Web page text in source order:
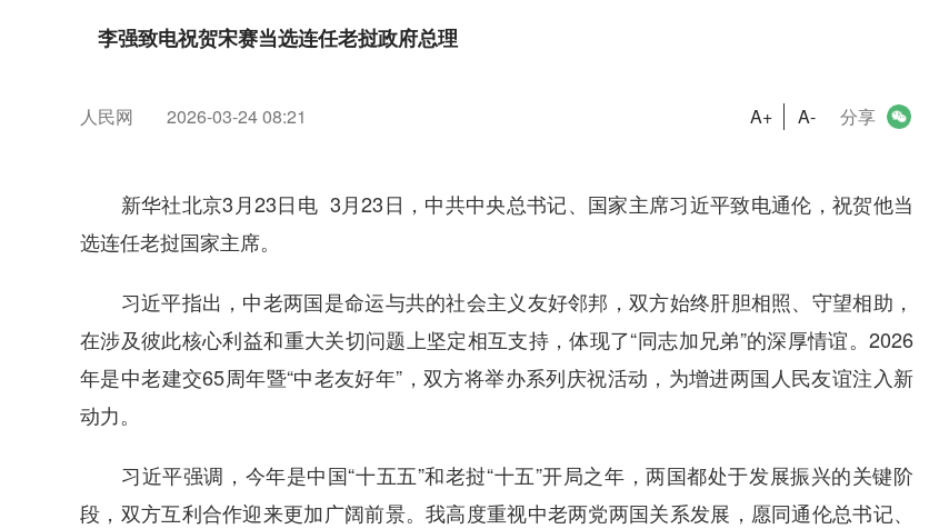
李强致电祝贺宋赛当选连任老挝政府总理
人民网 2026-03-24 08:21 A+ A- 分享
新华社北京3月23日电 3月23日，中共中央总书记、国家主席习近平致电通伦，祝贺他当
选连任老挝国家主席。
习近平指出，中老两国是命运与共的社会主义友好邻邦，双方始终肝胆相照、守望相助，
在涉及彼此核心利益和重大关切问题上坚定相互支持，体现了“同志加兄弟”的深厚情谊。2026
年是中老建交65周年暨“中老友好年”，双方将举办系列庆祝活动，为增进两国人民友谊注入新
动力。
习近平强调，今年是中国“十五五”和老挝“十五”开局之年，两国都处于发展振兴的关键阶
段，双方互利合作迎来更加广阔前景。我高度重视中老两党两国关系发展，愿同通伦总书记、